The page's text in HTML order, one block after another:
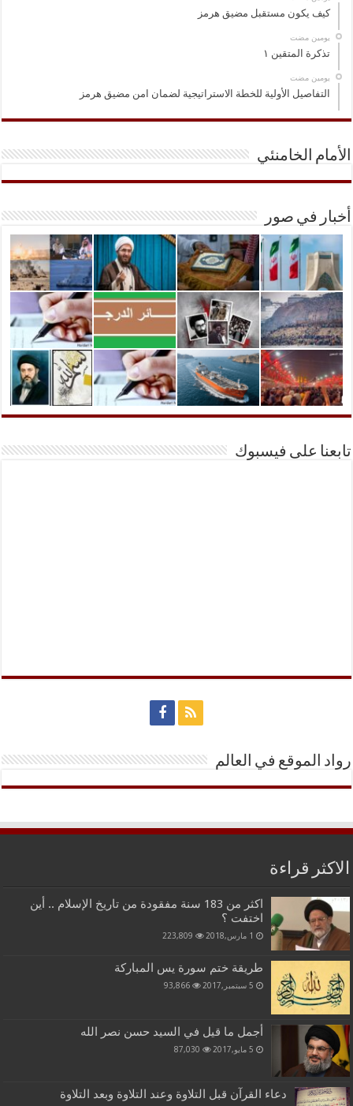
كيف يكون مستقبل مضيق هرمز
‏يومين مضت
تذكرة المتقين ١
‏يومين مضت
التفاصيل الأولية للخطة الاستراتيجية لضمان امن مضيق هرمز
الأمام الخامنئي
أخبار في صور
تابعنا على فيسبوك
رواد الموقع في العالم
الاكثر قراءة
اكثر من 183 سنة مفقودة من تاريخ الإسلام .. أين
اختفت ؟
1 مارس,2018 223,809
طريقة ختم سورة يس المباركة
5 سبتمبر,2017 93,866
أجمل ما قيل في السيد حسن نصر الله
5 مايو,2017 87,030
دعاء القرآن قبل التلاوة وعند التلاوة وبعد التلاوة